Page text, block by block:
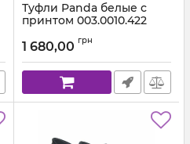
Туфли Panda белые с
принтом 003.0010.422
1 680,00 грн